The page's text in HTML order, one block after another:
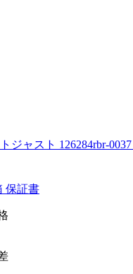
ジャスト 126284rbr-
保証書